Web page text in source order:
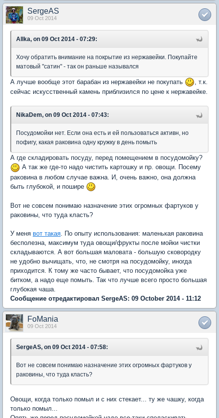
SergeAS
09 Oct 2014
Allka, on 09 Oct 2014 - 07:29:
Хочу обратить внимание на покрытие из нержавейки. Покупайте
матовый "сатин" - так он раньше назывался
А лучше вообще этот барабан из нержавейки не покупать
, т.к.
сейчас искусственный камень приблизился по цене к нержавейке.
NikaDem, on 09 Oct 2014 - 07:43:
Посудомойки нет. Если она есть и ей пользоваться активн, но
пофигу, какая раковина одну кружку в день помыть
А где складировать посуду, перед помещением в посудомойку?
А так же где-то надо чистить картошку и пр. овощи. Посему
раковина в любом случае важна. И, очень важно, она должна
быть глубокой, и пошире
Вот не совсем понимаю назначение этих огромных фартуков у
раковины, что туда класть?
У меня вот такая. По опыту использования: маленькая раковина
бесполезна, максимум туда овощи/фрукты после мойки чистки
складываются. А вот большая маловата - большую сковородку
не удобно вычищать, что, не смотря на посудомойку, иногда
приходится. К тому же часто бывает, что посудомойка уже
битком, а надо еще помыть. Так что лучше всего просто большая
глубокая чаша.
Сообщение отредактировал SergeAS: 09 October 2014 - 11:12
FoMania
09 Oct 2014
SergeAS, on 09 Oct 2014 - 07:58:
Вот не совсем понимаю назначение этих огромных фартуков у
раковины, что туда класть?
Овощи, когда только помыл и с них стекает... ту же чашку, когда
только помыл...